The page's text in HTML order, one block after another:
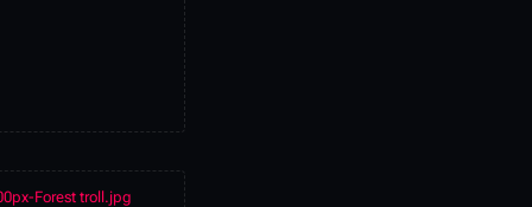
Forest troll.jpg